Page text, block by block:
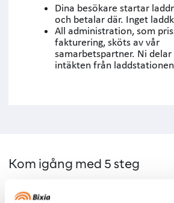
Dina besökare startar
och betalar där. Inget
All administration, som
fakturering, sköts av vår
samarbetspartner. Ni delar
intäkten från
Kom igång med 5 steg
1. Behovsanalys